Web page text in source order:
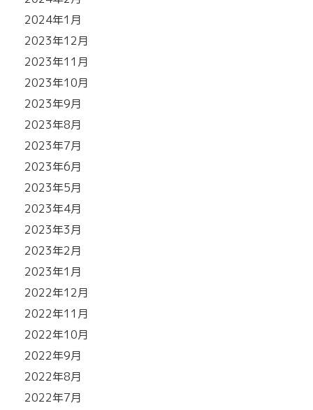
2024年1月
2023年12月
2023年11月
2023年10月
2023年9月
2023年8月
2023年7月
2023年6月
2023年5月
2023年4月
2023年3月
2023年2月
2023年1月
2022年12月
2022年11月
2022年10月
2022年9月
2022年8月
2022年7月